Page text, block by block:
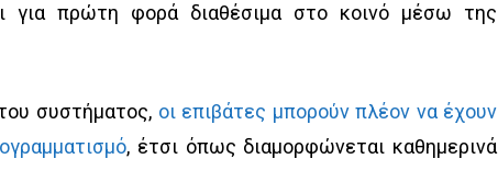
για πρώτη φορά διαθέσιμα στο κοινό μέσω της
συστήματος, οι επιβάτες μπορούν πλέον να έχουν
, έτσι όπως διαμορφώνεται καθημερινά